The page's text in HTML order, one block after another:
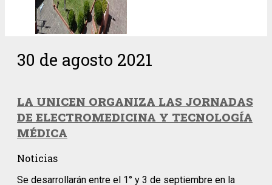
30 de agosto 2021
LA UNICEN ORGANIZA LAS JORNADAS
DE ELECTROMEDICINA Y TECNOLOGÍA
MÉDICA
Noticias
Se desarrollarán entre el 1° y 3 de septiembre en la